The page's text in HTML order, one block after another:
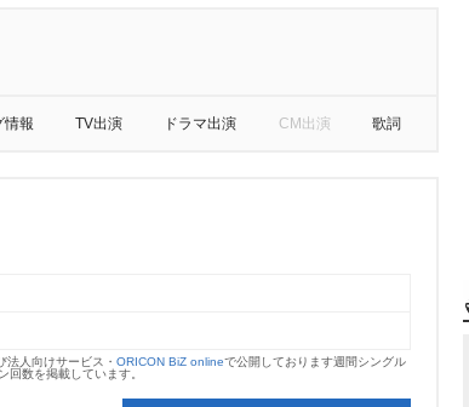
情報 TV出演 ドラマ出演 CM出演 歌詞
法人向けサービス・ ORICON BiZ onlineで公開しております週間シングル
回数を掲載しています。